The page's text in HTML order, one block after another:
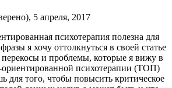
, 5 апреля, 2017
психотерапия полезна для
я хочу оттолкнуться в своей статье
и проблемы, которые я вижу в
психотерапии (ТОП)
для того, чтобы повысить критическое